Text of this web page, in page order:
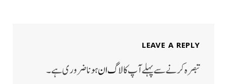
LEAVE A REPLY
تبصرہ کرنے سے پہلے آپ کالاگ انہونا ضروری ہے۔